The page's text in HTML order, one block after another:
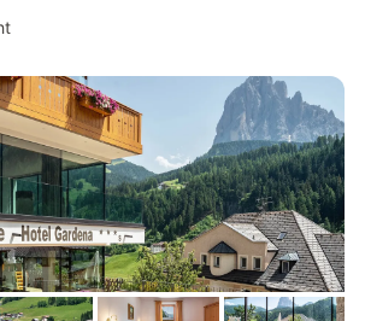
geschikt voor 2 personen. Extra
kunnen tegen betaling gebruikmaken van
van deze accommodatie is de